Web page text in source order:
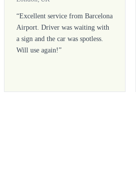
“Excellent service from Barcelona
Airport. Driver was waiting with
a sign and the car was spotless.
Will use again!”